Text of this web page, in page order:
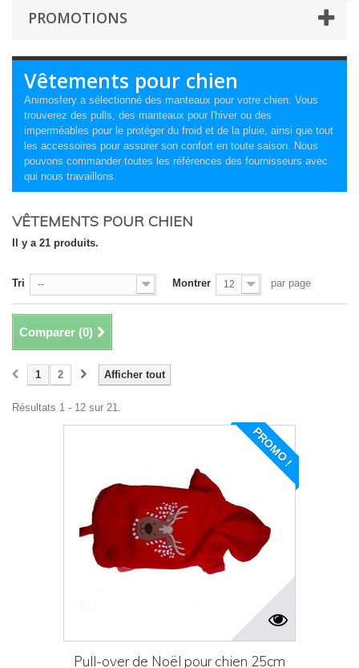
PROMOTIONS
Vêtements pour chien
Animosfery a sélectionné des manteaux pour votre chien. Vous
trouverez des pulls, des manteaux pour l'hiver ou des
imperméables pour le protéger du froid et de la pluie, ainsi que tout
les accessoires pour assurer son confort en toute saison. Nous
pouvons commander toutes les références des fournisseurs avec
qui nous travaillons.
VÊTEMENTS POUR CHIEN
Il y a 21 produits.
Tri -- Montrer 12 par page
Comparer (0)
Afficher tout
1 2
Résultats 1 - 12 sur 21.
PROMO !
Pull-over de Noël pour chien 25cm